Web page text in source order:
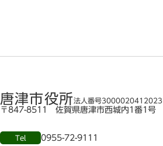
唐津市役所法人番号3000020412023
〒847-8511 佐賀県唐津市西城内1番1号
Tel 0955-72-9111